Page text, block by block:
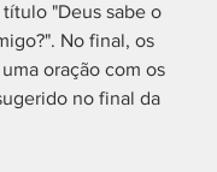
título "Deus sabe o
No final, os
oração com os
no final da